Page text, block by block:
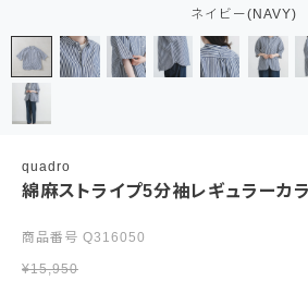
ネイビー(NAVY)
quadro
綿麻ストライプ5分袖レギュラーカ
商品番号 Q316050
¥15,950